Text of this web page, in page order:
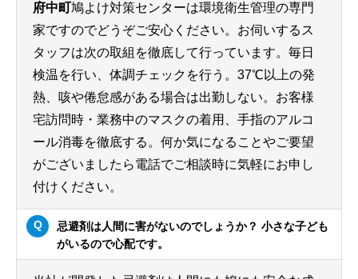
府中町鳩よけ対策センターは環境衛生管理の専門
家ですのでどうぞご安心ください。お伺いするス
タッフは次の取組を徹底して行っています。毎日
検温を行い、体調チェックを行う。37℃以上の発
熱、咳や倦怠感がある場合は出勤しない。お客様
宅訪問時・業務中のマスクの着用、手指のアルコ
ール消毒を徹底する。何か気になることやご要望
がございましたら電話でご相談時に気軽にお申し
付けください。
忌避剤は人間に害がないのでしょうか？ 小さな子ども
がいるので心配です。